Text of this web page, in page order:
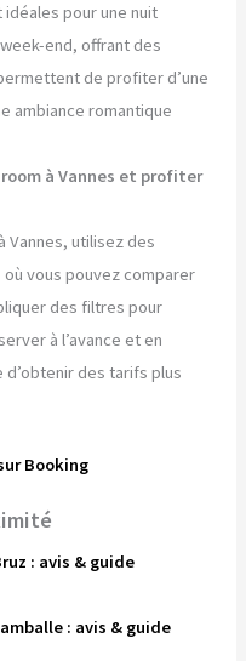
idéales pour une nuit
end, offrant des
de profiter d’une
ambiance romantique
à Vannes et profiter
Vannes, utilisez des
vous pouvez comparer
des filtres pour
à l’avance et en
des tarifs plus
Booking
: avis & guide
: avis & guide